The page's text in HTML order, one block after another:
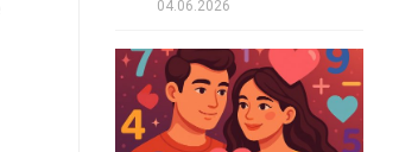
04.06.2026